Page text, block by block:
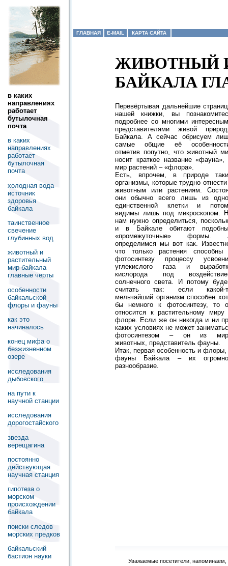
в каких
направлениях
работает
бутылочная
почта
в каких
направлениях
работает
бутылочная
почта
холодная вода
источник
здоровья
байкала
таинственное
свечение
глубинных вод
животный и
растительный
мир байкала
главные черты
особенности
байкальской
флоры и фауны
как это
начиналось
конец мифа о
безжизненном
озере
исследования
дыбовского
на пути к
научной станции
исследования
дорогостайского
звезда
верещагина
постоянно
действующая
научная станция
гипотеза о
морском
происхождении
байкала
поиски следов
морских предков
байкальский
бастион науки
ГЛАВНАЯ E-MAIL КАРТА САЙТА
ЖИВОТНЫЙ
БАЙКАЛА
Перевёртывая дальнейшие
нашей книжки, вы
подробнее со многими
представителями живой
Байкала. А сейчас обрисуем
самые общие её
отметив попутно, что животный
носит краткое название «фауна»,
мир растений – «флора».
Есть, впрочем, в природе
организмы, которые трудно отнести
животным или растениям.
они обычно всего лишь из
единственной клетки и
видимы лишь под микроскопом.
нам нужно определиться,
и в Байкале обитают
«промежуточные» формы.
определимся мы вот как.
что только растения способны
фотосинтезу процессу
углекислого газа и
кислорода под
солнечного света. И потому
считать так: если какой-
мельчайший организм способен
бы немного к фотосинтезу, то
относится к растительному миру
флоре. Если же он никогда и ни
каких условиях не может
фотосинтезом – он из
животных, представитель фауны.
Итак, первая особенность и флоры,
фауны Байкала – их
разнообразие.
Уважаемые посетители, напоминаем,